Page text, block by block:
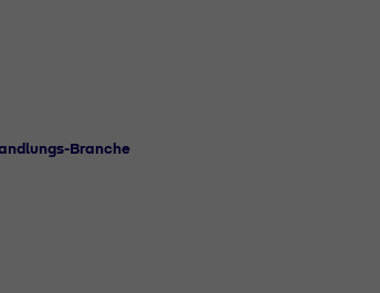
Branche